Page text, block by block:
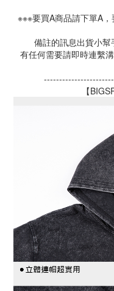
※※※要買A商品請下單A
備註的訊息出貨小
有任何需要請即時連繫
【